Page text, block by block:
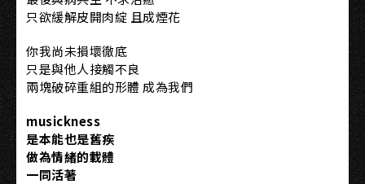
只欲緩解皮開肉綻 且成煙花
你我尚未損壞徹底
只是與他人接觸不良
兩塊破碎重組的形體 成為我們
musickness
是本能也是舊疾
做為情緒的載體
一同活著